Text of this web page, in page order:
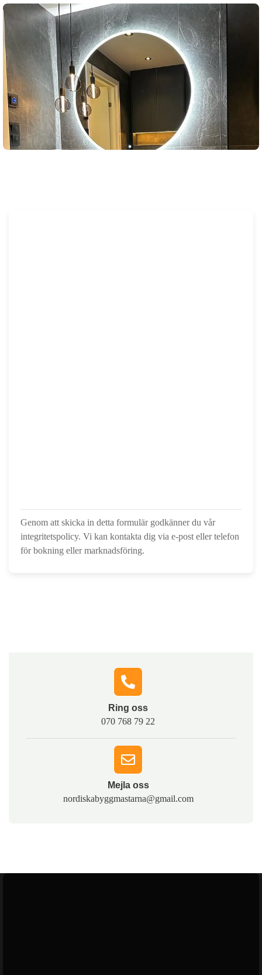
Ring oss​
070 768 79 22
Mejla oss​
nordiskabyggmastarna@gmail.com
Genom att skicka in detta formulär godkänner du vår
integritetspolicy. Vi kan kontakta dig via e-post eller telefon
för bokning eller marknadsföring.